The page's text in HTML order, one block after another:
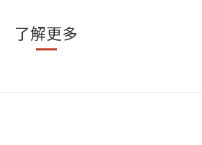
了解更多